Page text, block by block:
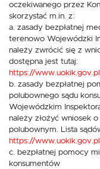
oczekiwanego przez
skorzystać m.in. z:
a. zasady bezpłatnej
terenowo Wojewódzki
należy zwrócić się z
dostępna jest tutaj:
https://
b. zasady bezpłatnej
polubownego sądu
Wojewódzkim
należy złożyć wniosek
polubownym. Lista
https://
c. bezpłatnej pomocy
konsumentów